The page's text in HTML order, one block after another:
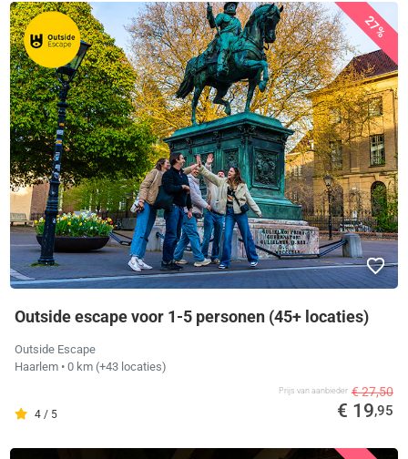
27%
Outside escape voor 1-5 personen (45+ locaties)
Outside Escape
Haarlem • 0 km (+43 locaties)
4 / 5
Prijs van aanbieder € 27,50
€ 19,95